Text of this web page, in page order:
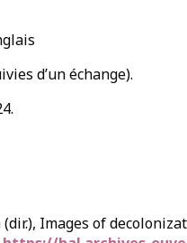
d’un échange).
Images of